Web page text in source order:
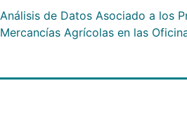
Análisis de Datos Asociado a los
Mercancías Agrícolas en las